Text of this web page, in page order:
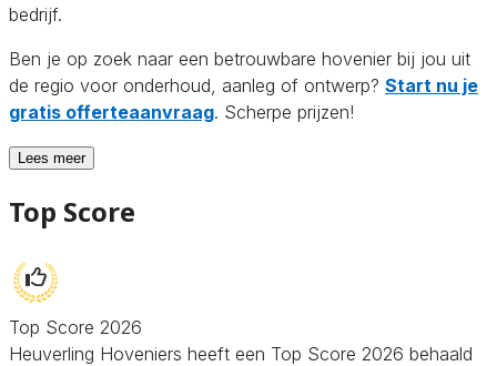
bedrijf.
Ben je op zoek naar een betrouwbare hovenier bij jou uit
de regio voor onderhoud, aanleg of ontwerp? Start nu je
gratis offerteaanvraag. Scherpe prijzen!
Lees meer
Top Score
Top Score 2026
Heuverling Hoveniers heeft een Top Score 2026 behaald